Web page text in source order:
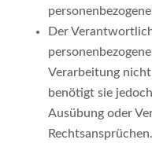
Der
Verarbeitung
benötigt sie
Ausübung oder
Rechtsansprüchen.